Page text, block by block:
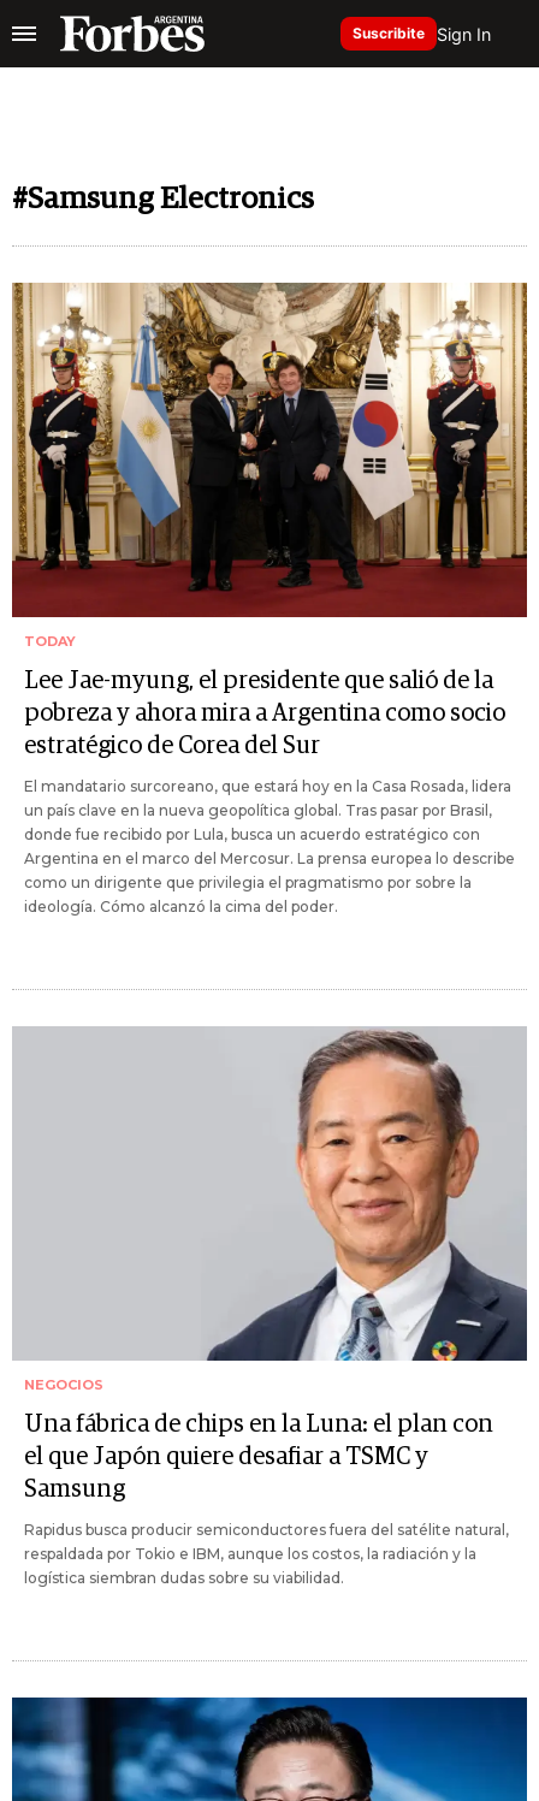
Suscribite Sign In
#Samsung Electronics
TODAY
Lee Jae-myung, el presidente que salió de la
pobreza y ahora mira a Argentina como socio
estratégico de Corea del Sur
El mandatario surcoreano, que estará hoy en la Casa Rosada, lidera
un país clave en la nueva geopolítica global. Tras pasar por Brasil,
donde fue recibido por Lula, busca un acuerdo estratégico con
Argentina en el marco del Mercosur. La prensa europea lo describe
como un dirigente que privilegia el pragmatismo por sobre la
ideología. Cómo alcanzó la cima del poder.
NEGOCIOS
Una fábrica de chips en la Luna: el plan con
el que Japón quiere desafiar a TSMC y
Samsung
Rapidus busca producir semiconductores fuera del satélite natural,
respaldada por Tokio e IBM, aunque los costos, la radiación y la
logística siembran dudas sobre su viabilidad.